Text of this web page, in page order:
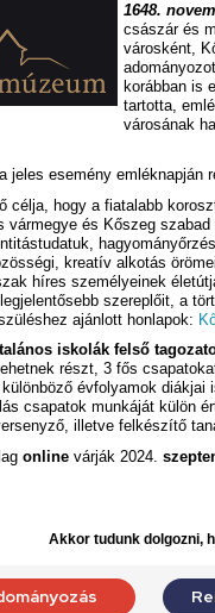
1648.
császár és
városként,
korábban is
tartotta,
városának
jeles esemény emléknapján
célja, hogy a fiatalabb
vármegye és Kőszeg
kreatív alkotás
híres személyeinek
szereplőit, a
ajánlott honlapok:
iskolák felső
részt, 3 fős
évfolyamok
csapatok munkáját külön
illetve felkészítő
online várják 2024.
Akkor tudunk dolgozni,